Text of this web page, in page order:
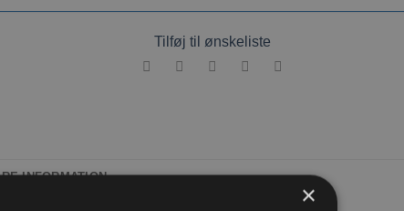
Tilføj til ønskeliste
INFORMATION
×